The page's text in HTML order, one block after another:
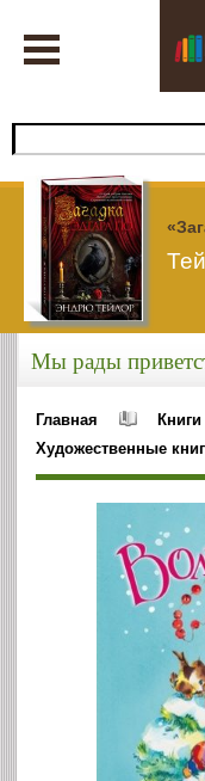
Мы рады
Главная Книги
Художественные